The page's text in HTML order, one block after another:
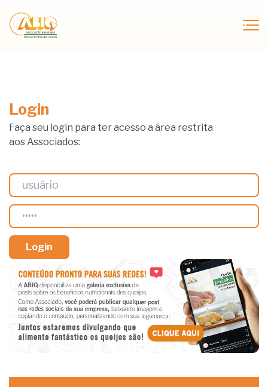
Login
Faça seu login para ter acesso a área restrita
aos Associados: